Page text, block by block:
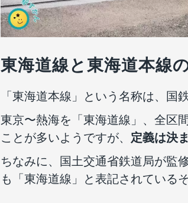
東海道線と東海道本線
「東海道本線」という名称は、国
東京〜熱海を「東海道線」、全区
ことが多いようですが、 定義は決
ちなみに、国土交通省鉄道局が監
も「東海道線」と表記されているそ